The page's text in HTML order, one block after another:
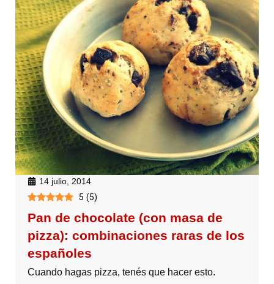
14 julio, 2014
5 (5)
Pan de chocolate (con masa de
pizza): combinaciones raras de los
españoles
Cuando hagas pizza, tenés que hacer esto.